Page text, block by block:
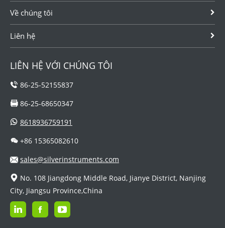
Về chúng tôi
Liên hệ
LIÊN HỆ VỚI CHÚNG TÔI
86-25-52155837
86-25-68650347
8618936759191
+86 15365082610
sales@silverinstruments.com
No. 108 Jiangdong Middle Road, Jianye District, Nanjing
City, Jiangsu Province,China